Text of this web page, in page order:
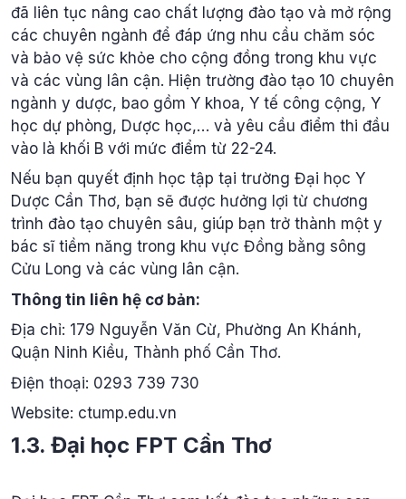
đã liên tục nâng cao chất lượng đào tạo và mở rộng
các chuyên ngành để đáp ứng nhu cầu chăm sóc
và bảo vệ sức khỏe cho cộng đồng trong khu vực
và các vùng lân cận. Hiện trường đào tạo 10 chuyên
ngành y dược, bao gồm Y khoa, Y tế công cộng, Y
học dự phòng, Dược học,… và yêu cầu điểm thi đầu
vào là khối B với mức điểm từ 22-24.
Nếu bạn quyết định học tập tại trường Đại học Y
Dược Cần Thơ, bạn sẽ được hưởng lợi từ chương
trình đào tạo chuyên sâu, giúp bạn trở thành một y
bác sĩ tiềm năng trong khu vực Đồng bằng sông
Cửu Long và các vùng lân cận.
Thông tin liên hệ cơ bản:
Địa chỉ: 179 Nguyễn Văn Cừ, Phường An Khánh,
Quận Ninh Kiều, Thành phố Cần Thơ.
Điện thoại: 0293 739 730
Website: ctump.edu.vn
1.3. Đại học FPT Cần Thơ